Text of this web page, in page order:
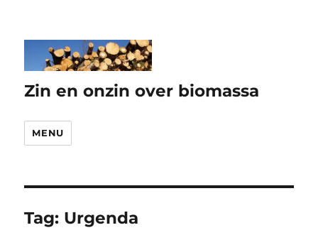
Zin en onzin over biomassa
MENU
Tag: Urgenda